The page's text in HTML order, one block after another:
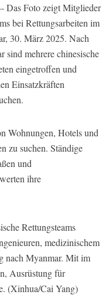
Foto zeigt Mitglieder
bei Rettungsarbeiten im
30. März 2025. Nach
sind mehrere chinesische
eingetroffen und
Einsatzkräften
Wohnungen, Hotels und
zu suchen. Ständige
und
ihre
Rettungsteams
medizinischem
nach Myanmar. Mit im
Ausrüstung für
(Xinhua/Cai Yang)